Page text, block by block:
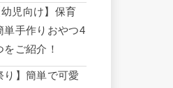
幼児向け】保育
単手作りおやつ4
ご紹介！
り】簡単で可愛